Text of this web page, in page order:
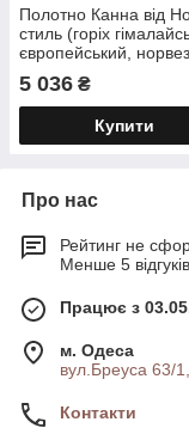
Полотно Канна від
стиль (горіх
європейський,
сибірський, горіх
скандинавський)
5 036 ₴
Купити
Про нас
Рейтинг не
Менше 5
Працює з
м. Одеса
вул.Бреуса 63/
Контакти